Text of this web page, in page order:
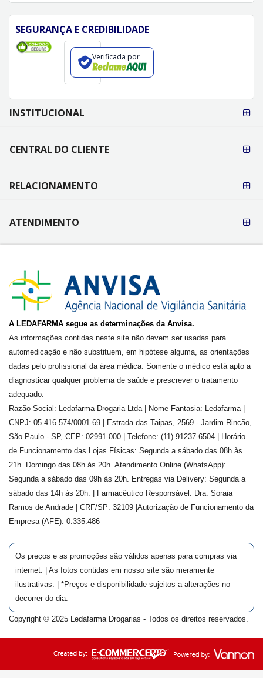
SEGURANÇA E CREDIBILIDADE
Verificada por
FORMAS DE
PAGAMENTO
INSTITUCIONAL
CENTRAL DO CLIENTE
RELACIONAMENTO
ATENDIMENTO
A LEDAFARMA segue as determinações da Anvisa.
As informações contidas neste site não devem ser usadas para
automedicação e não substituem, em hipótese alguma, as orientações
dadas pelo profissional da área médica. Somente o médico está apto a
diagnosticar qualquer problema de saúde e prescrever o tratamento
adequado.
Razão Social: Ledafarma Drogaria Ltda | Nome Fantasia: Ledafarma |
CNPJ: 05.416.574/0001-69 | Estrada das Taipas, 2569 - Jardim Rincão,
São Paulo - SP, CEP: 02991-000 | Telefone: (11) 91237-6504 | Horário
de Funcionamento das Lojas Físicas: Segunda a sábado das 08h às
21h. Domingo das 08h às 20h. Atendimento Online (WhatsApp):
Segunda a sábado das 09h às 20h. Entregas via Delivery: Segunda a
sábado das 14h às 20h. | Farmacêutico Responsável: Dra. Soraia
Ramos de Andrade
| CRF/SP: 32109 |Autorização de Funcionamento da
Empresa (AFE): 0.335.486
Os preços e as promoções são válidos apenas para compras via
internet. | As fotos contidas em nosso site são meramente
ilustrativas. | *Preços e disponibilidade sujeitos a alterações no
decorrer do dia.
Copyright © 2025 Ledafarma Drogarias - Todos os direitos reservados.